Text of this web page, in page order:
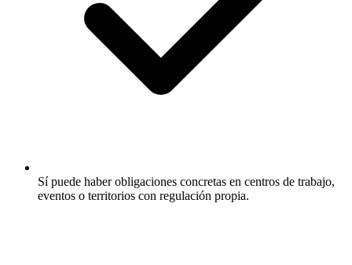
Sí puede haber obligaciones concretas en centros de trabajo,
eventos o territorios con regulación propia.